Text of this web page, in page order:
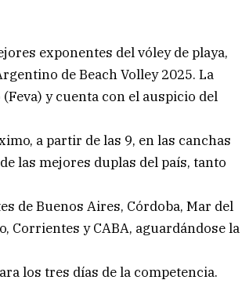
exponentes del vóley de playa,
de Beach Volley 2025. La
y cuenta con el auspicio del
a partir de las 9, en las canchas
las mejores duplas del país, tanto
de Buenos Aires, Córdoba, Mar del
Corrientes y CABA, aguardándose la
los tres días de la competencia.